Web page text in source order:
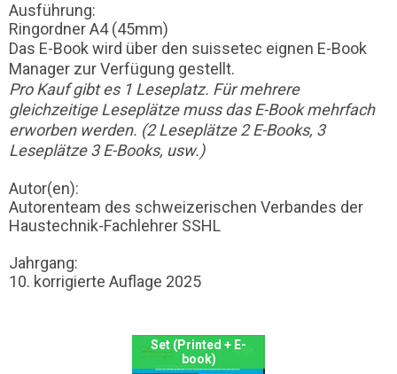
Ausführung:
Ringordner A4 (45mm)
Das E-Book wird über den suissetec eignen E-Book
Manager zur Verfügung gestellt.
Pro Kauf gibt es 1 Leseplatz. Für mehrere
gleichzeitige Leseplätze muss das E-Book mehrfach
erworben werden. (2 Leseplätze 2 E-Books, 3
Leseplätze 3 E-Books, usw.)
Autor(en):
Autorenteam des schweizerischen Verbandes der
Haustechnik-Fachlehrer SSHL
Jahrgang:
10. korrigierte Auflage 2025
Set (Printed + E-
book)